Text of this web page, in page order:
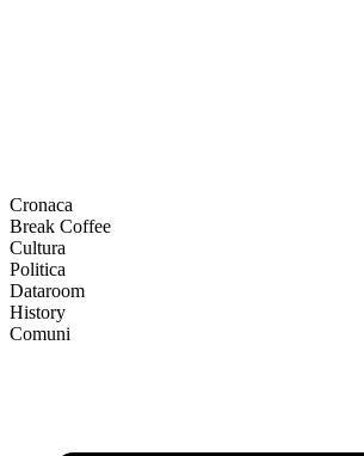
Cronaca
Break Coffee
Cultura
Politica
Dataroom
History
Comuni